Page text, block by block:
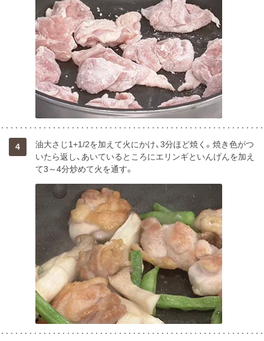
4
油大さじ1+1/2を加えて火にかけ、3分ほど焼く。焼き色がつ
いたら返し、あいているところにエリンギといんげんを加え
て3～4分炒めて火を通す。